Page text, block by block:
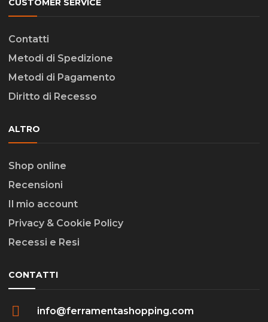
CUSTOMER SERVICE
Contatti
Metodi di Spedizione
Metodi di Pagamento
Diritto di Recesso
ALTRO
Shop online
Recensioni
Il mio account
Privacy & Cookie Policy
Recessi e Resi
CONTATTI
info@ferramentashopping.com